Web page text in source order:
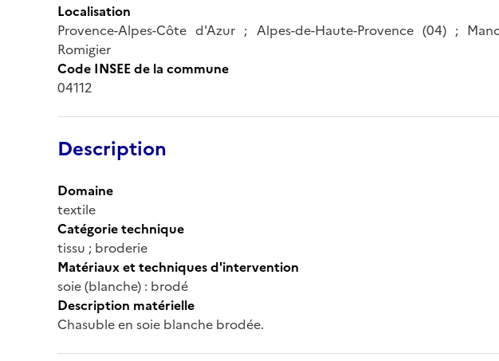
Localisation
Provence-Alpes-Côte d'Azur ; Alpes-de-Haute-Provence (04) ;
Romigier
Code INSEE de la commune
04112
Description
Domaine
textile
Catégorie technique
tissu ; broderie
Matériaux et techniques d'intervention
soie (blanche) : brodé
Description matérielle
Chasuble en soie blanche brodée.